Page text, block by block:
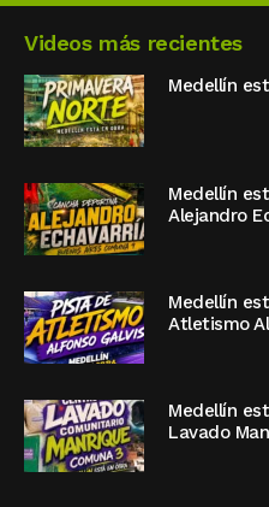
Videos más recientes
Medellín
Medellín
Alejandro
Medellín
Atletismo
Medellín
Lavado